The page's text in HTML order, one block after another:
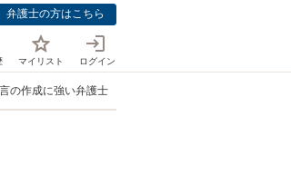
弁護士の方はこちら
マイリスト ログイン
の作成に強い弁護士